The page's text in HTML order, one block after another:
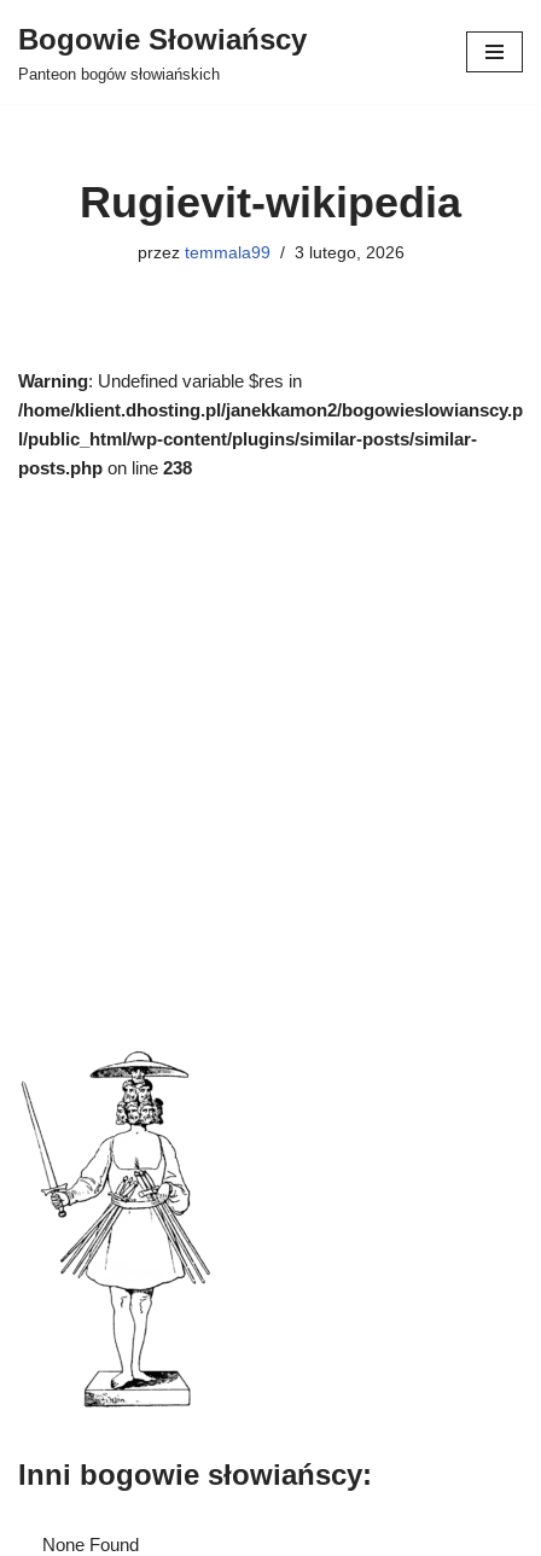
Przejdź
Bogowie Słowiańscy
Panteon bogów słowiańskich
Rugievit-wikipedia
przez temmala99 3 lutego, 2026
Warning: Undefined variable $res in
/home/klient.dhosting.pl/janekkamon2/bogowieslowianscy.p
l/public_html/wp-content/plugins/similar-posts/similar-
posts.php on line 238
Inni bogowie słowiańscy:
None Found